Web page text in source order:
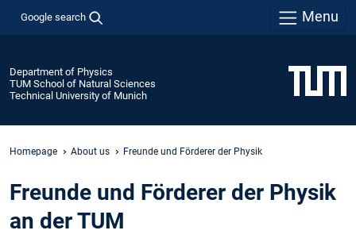
Google search Menu
Department of Physics
TUM School of Natural Sciences
Technical University of Munich
Homepage About us Freunde und Förderer der Physik
Freunde und Förderer der Physik
an der TUM